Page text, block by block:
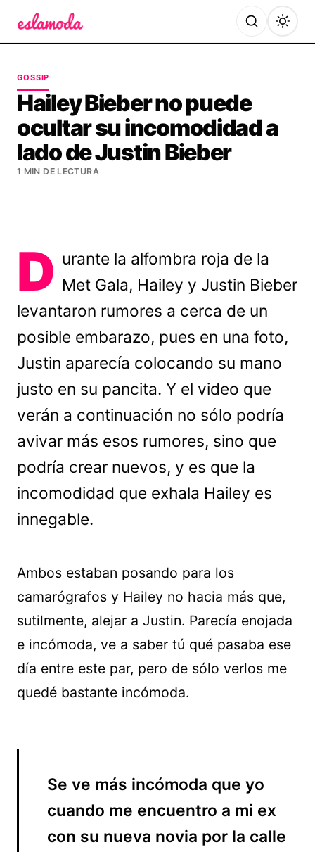
GOSSIP
Hailey Bieber no puede
ocultar su incomodidad a
lado de Justin Bieber
1 MIN DE LECTURA
D urante la alfombra roja de la
Met Gala, Hailey y Justin Bieber
levantaron rumores a cerca de un
posible embarazo, pues en una foto,
Justin aparecía colocando su mano
justo en su pancita. Y el video que
verán a continuación no sólo podría
avivar más esos rumores, sino que
podría crear nuevos, y es que la
incomodidad que exhala Hailey es
innegable.
Ambos estaban posando para los
camarógrafos y Hailey no hacia más que,
sutilmente, alejar a Justin. Parecía enojada
e incómoda, ve a saber tú qué pasaba ese
día entre este par, pero de sólo verlos me
quedé bastante incómoda.
Se ve más incómoda que yo
cuando me encuentro a mi ex
con su nueva novia por la calle